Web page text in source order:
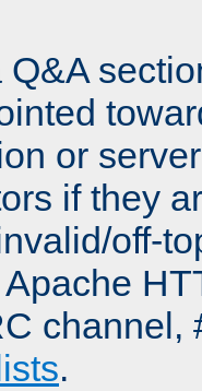
or
if they
off-
channel,
.